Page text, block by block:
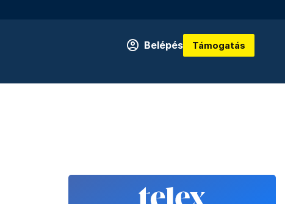
Belépés Támogatás